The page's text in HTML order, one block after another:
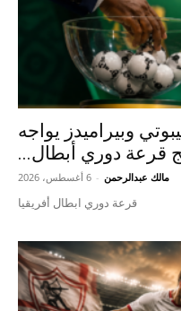
وبيراميدز يواجه
قرعة دوري أبطال...
مالك عبدالرحمن - 6 أغسطس، 2026
قرعة دوري ابطال أفريقيا